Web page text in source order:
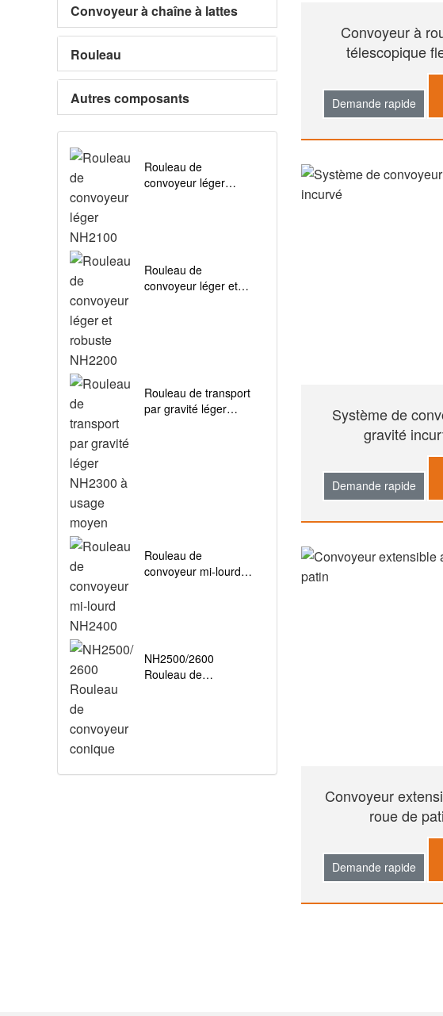
Convoyeur à
télescopique
extensible
Demande rapide
Système de
gravité
Demande rapide
Convoyeur
roue de
Demande rapide
Convoyeur à chaîne à lattes
Rouleau
Autres composants
Rouleau de
convoyeur léger
Rouleau de
convoyeur léger et
Rouleau de transport
par gravité léger
Rouleau de
convoyeur mi-lourd
NH2500/2600
Rouleau de